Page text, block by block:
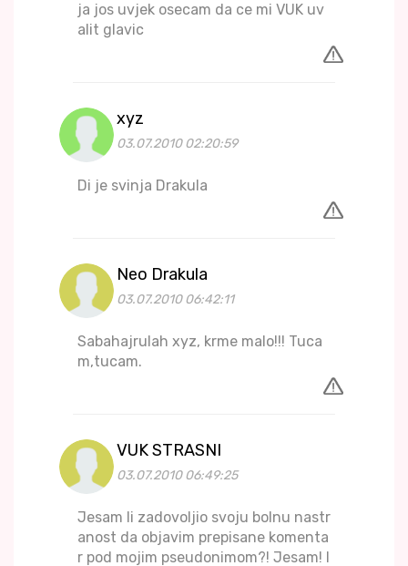
ja jos uvjek osecam da ce mi VUK uv
alit glavic
xyz
03.07.2010 02:20:59
Di je svinja Drakula
Neo Drakula
03.07.2010 06:42:11
Sabahajrulah xyz, krme malo!!! Tuca
m,tucam.
VUK STRASNI
03.07.2010 06:49:25
Jesam li zadovoljio svoju bolnu nastr
anost da objavim prepisane komenta
r pod mojim pseudonimom?! Jesam! I